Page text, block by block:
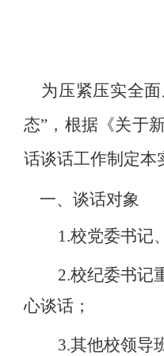
为压紧压实全
态”， 根据《关于
话谈话工作制定本
一、谈话对象
1.校党委书记
2.校纪委书记
心谈话；
3.其他校领导